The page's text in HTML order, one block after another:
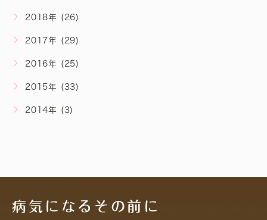
2018年 (26)
2017年 (29)
2016年 (25)
2015年 (33)
2014年 (3)
病気になるその前に